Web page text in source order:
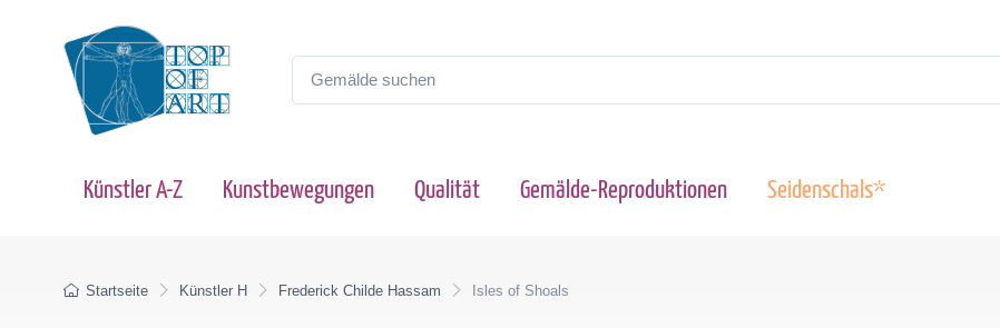
Künstler A-Z Kunstbewegungen Qualität Gemälde-Reproduktionen Seidenschals*
Startseite Künstler H Frederick Childe Hassam Isles of Shoals